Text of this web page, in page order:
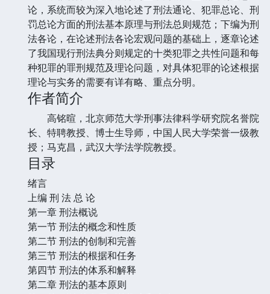
论，系统而较为深入地论述了刑法通论、犯罪总论、刑
罚总论方面的刑法基本原理与刑法总则规范；下编为刑
法各论，在论述刑法各论宏观问题的基础上，逐章论述
了我国现行刑法典分则规定的十类犯罪之共性问题和每
种犯罪的罪刑规范及理论问题，对具体犯罪的论述根据
理论与实务的需要有详有略、重点分明。
作者简介
高铭暄，北京师范大学刑事法律科学研究院名誉院
长、特聘教授、博士生导师，中国人民大学荣誉一级教
授；马克昌，武汉大学法学院教授。
目录
绪言
上编 刑 法 总 论
第一章 刑法概说
第一节 刑法的概念和性质
第二节 刑法的创制和完善
第三节 刑法的根据和任务
第四节 刑法的体系和解释
第二章 刑法的基本原则